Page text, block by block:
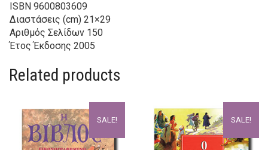
ISBN 9600803609
Διαστάσεις (cm) 21×29
Αριθμός Σελίδων 150
Έτος Έκδοσης 2005
Related products
SALE! SALE!